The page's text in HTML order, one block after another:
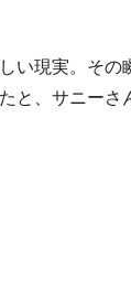
い現実。その
と、サニーさ